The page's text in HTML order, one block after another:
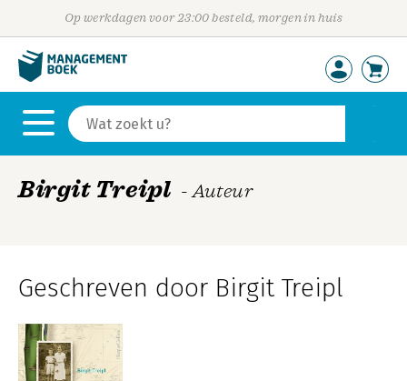
Op werkdagen voor 23:00 besteld, morgen in huis
Birgit Treipl - Auteur
Geschreven door Birgit Treipl